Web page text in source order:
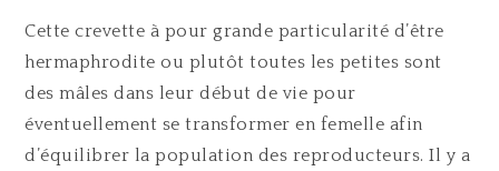
Cette crevette à pour grande particularité d’être
hermaphrodite ou plutôt toutes les petites sont
des mâles dans leur début de vie pour
éventuellement se transformer en femelle afin
d’équilibrer la population des reproducteurs. Il y a